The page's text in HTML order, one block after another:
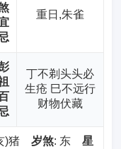
重日,朱雀
丁不剃头头必
生疮 巳不远行
财物伏藏
)猪 岁煞: 东 星